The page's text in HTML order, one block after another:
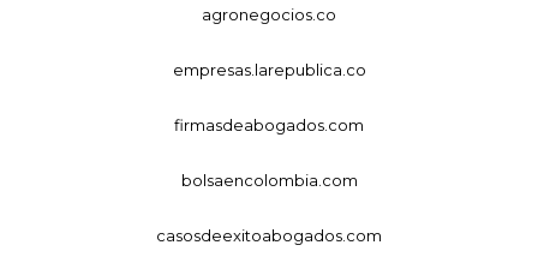
agronegocios.co
empresas.larepublica.co
firmasdeabogados.com
bolsaencolombia.com
casosdeexitoabogados.com